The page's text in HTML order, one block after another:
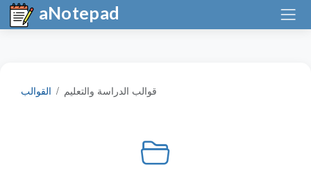
aNotepad
القوالب قوالب الدراسة والتعليم